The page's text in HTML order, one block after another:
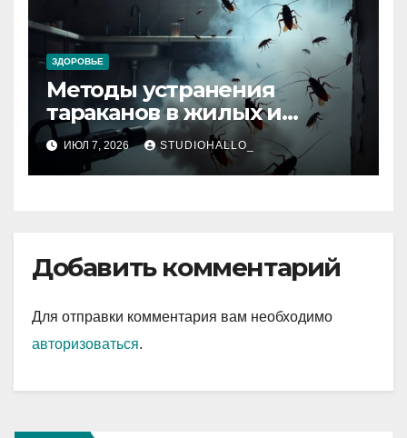
ЗДОРОВЬЕ
Методы устранения
тараканов в жилых и
нежилых помещениях
ИЮЛ 7, 2026 STUDIOHALLO_
Добавить комментарий
Для отправки комментария вам необходимо
авторизоваться.